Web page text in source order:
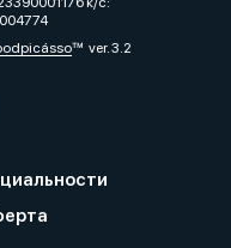
ver. 3.2